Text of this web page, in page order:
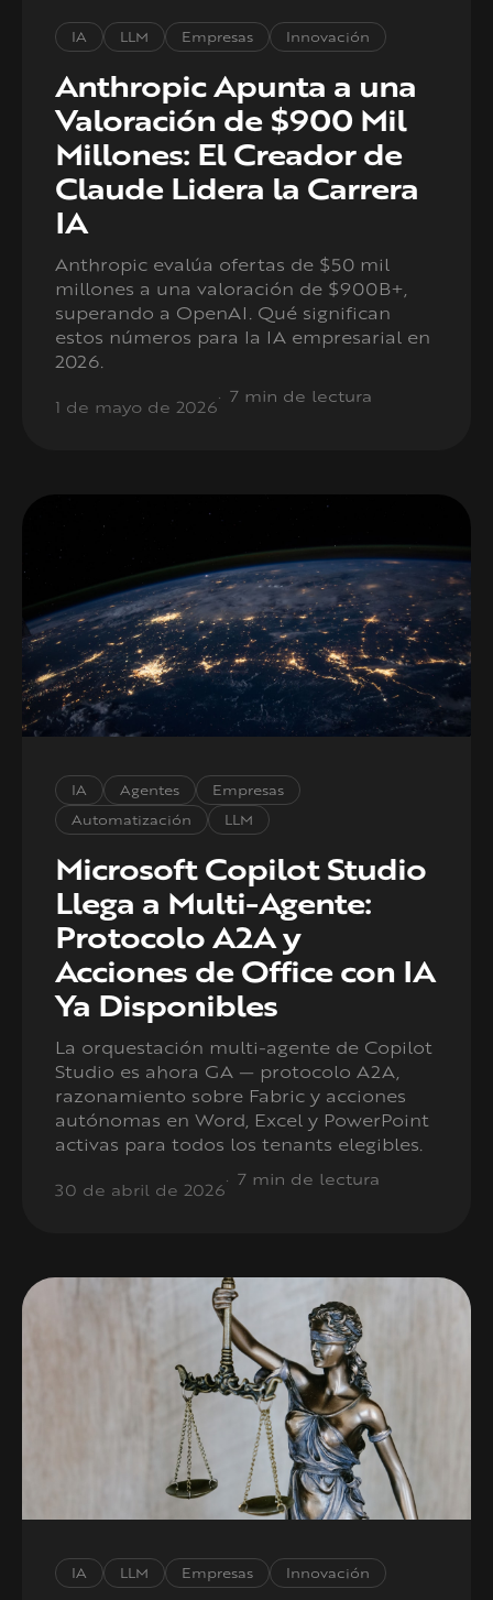
IA LLM Empresas Innovación
Anthropic Apunta a una
Valoración de $900 Mil
Millones: El Creador de
Claude Lidera la Carrera
IA
Anthropic evalúa ofertas de $50 mil
millones a una valoración de $900B+,
superando a OpenAI. Qué significan
estos números para la IA empresarial en
2026.
1 de mayo de 2026
7 min de lectura
IA Agentes
Empresas
Automatización
LLM
Microsoft Copilot Studio
Llega a Multi-Agente:
Protocolo A2A y
Acciones de Office con IA
Ya Disponibles
La orquestación multi-agente de Copilot
Studio es ahora GA — protocolo A2A,
razonamiento sobre Fabric y acciones
autónomas en Word, Excel y PowerPoint
activas para todos los tenants elegibles.
30 de abril de 2026
7 min de lectura
IA LLM Empresas Innovación